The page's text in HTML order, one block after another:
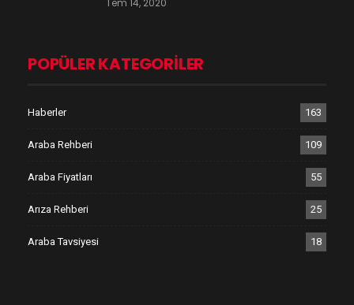
Tem 14, 2020
POPÜLER KATEGORILER
Haberler 163
Araba Rehberi 109
Araba Fiyatları 55
Arıza Rehberi 25
Araba Tavsiyesi 18